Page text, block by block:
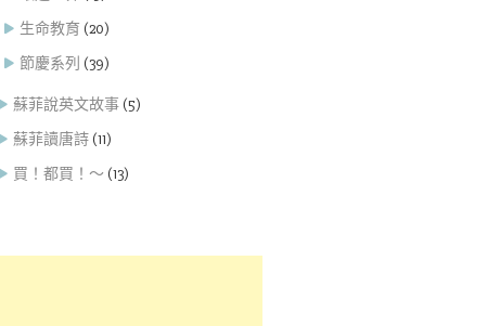
生命教育 (20)
節慶系列 (39)
蘇菲說英文故事 (5)
蘇菲讀唐詩 (11)
買！都買！～ (13)